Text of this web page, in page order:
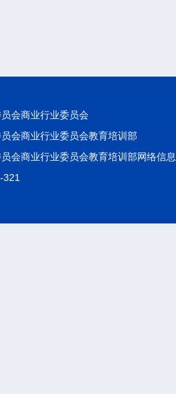
会商业行业委员会
会商业行业委员会教育培训部
会商业行业委员会教育培训部网络信
321